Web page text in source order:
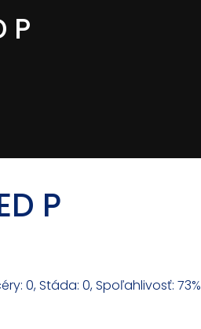
P
P
0, Stáda: 0, Spoľahlivosť: 73%